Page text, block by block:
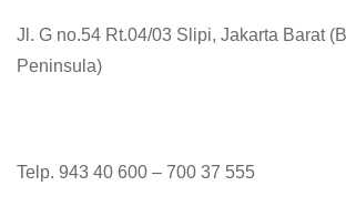
Jl. G no.54 Rt.04/03 Slipi, Jakarta Barat
Peninsula)
Telp. 943 40 600 – 700 37 555